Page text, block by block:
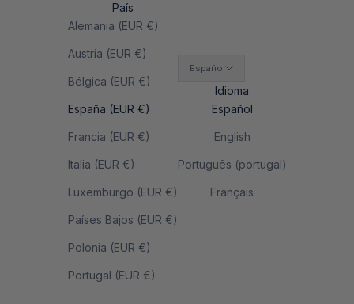
País
Alemania (EUR €)
Austria (EUR €)
Bélgica (EUR €)
España (EUR €)
Francia (EUR €)
Italia (EUR €)
Luxemburgo (EUR €)
Países Bajos (EUR €)
Polonia (EUR €)
Portugal (EUR €)
Español
Idioma
Español
English
Português (portugal)
Français